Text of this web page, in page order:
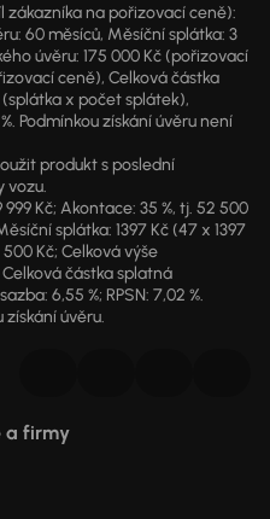
zákazníka na pořizovací ceně):
60 měsíců, Měsíční splátka: 3
úvěru: 175 000 Kč (pořizovací
ceně), Celková částka
x počet splátek),
Podmínkou získání úvěru není
produkt s poslední
vozu.
999 Kč; Akontace: 35 %, tj. 52 500
splátka: 1397 Kč (47 x 1397
Kč; Celková výše
částka splatná
6,55 %; RPSN: 7,02 %.
úvěru.
a firmy